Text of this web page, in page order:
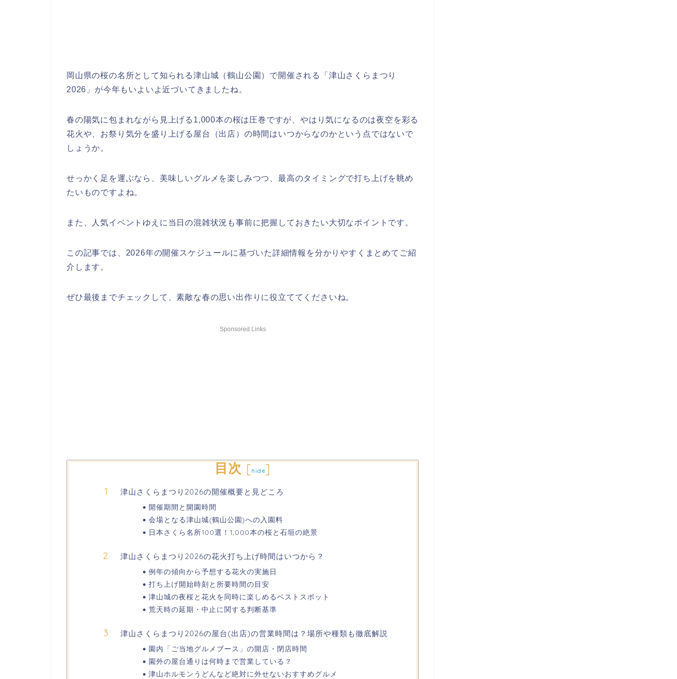
岡山県の桜の名所として知られる津山城（鶴山公園）で開催される「津山さくらまつり
2026」が今年もいよいよ近づいてきましたね。
春の陽気に包まれながら見上げる1,000本の桜は圧巻ですが、やはり気になるのは夜空を彩る
花火や、お祭り気分を盛り上げる屋台（出店）の時間はいつからなのかという点ではないで
しょうか。
せっかく足を運ぶなら、美味しいグルメを楽しみつつ、最高のタイミングで打ち上げを眺め
たいものですよね。
また、人気イベントゆえに当日の混雑状況も事前に把握しておきたい大切なポイントです。
この記事では、2026年の開催スケジュールに基づいた詳細情報を分かりやすくまとめてご紹
介します。
ぜひ最後までチェックして、素敵な春の思い出作りに役立ててくださいね。
Sponsored Links
目次 [hide]
津山さくらまつり2026の開催概要と見どころ
開催期間と開園時間
会場となる津山城(鶴山公園)への入園料
日本さくら名所100選！1,000本の桜と石垣の絶景
津山さくらまつり2026の花火打ち上げ時間はいつから？
例年の傾向から予想する花火の実施日
打ち上げ開始時刻と所要時間の目安
津山城の夜桜と花火を同時に楽しめるベストスポット
荒天時の延期・中止に関する判断基準
津山さくらまつり2026の屋台(出店)の営業時間は？場所や種類も徹底解説
園内「ご当地グルメブース」の開店・閉店時間
園外の屋台通りは何時まで営業している？
津山ホルモンうどんなど絶対に外せないおすすめグルメ